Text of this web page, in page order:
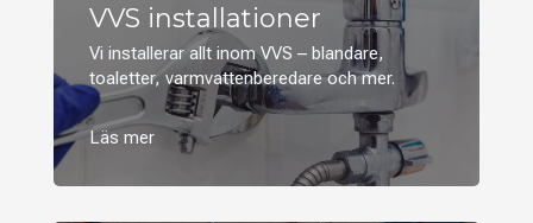
VVS installationer
Vi installerar allt inom VVS – blandare,
toaletter, varmvattenberedare och mer.